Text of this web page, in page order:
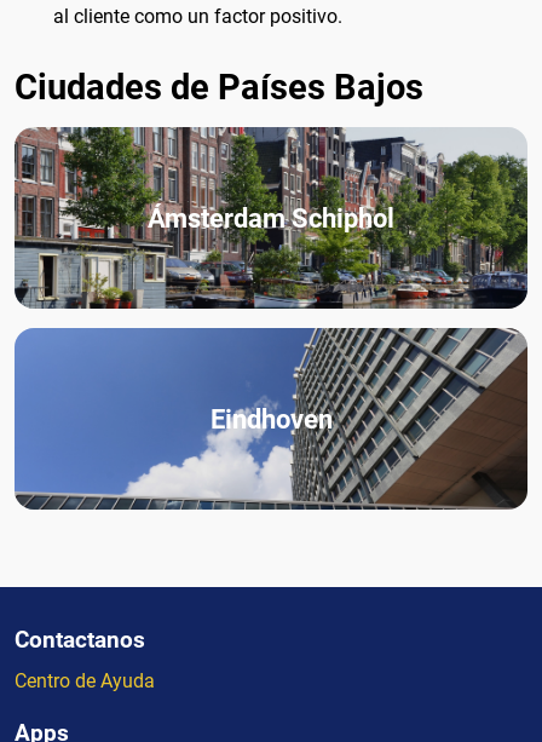
al cliente como un factor positivo.
Ciudades de Países Bajos
Ámsterdam Schiphol
Eindhoven
Contactanos
Centro de Ayuda
Apps